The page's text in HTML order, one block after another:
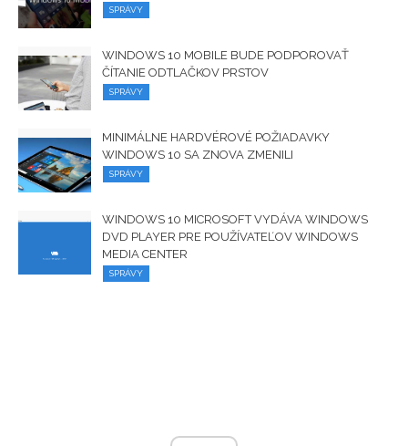
SPRÁVY
WINDOWS 10 MOBILE BUDE PODPOROVAŤ
ČÍTANIE ODTLAČKOV PRSTOV
SPRÁVY
MINIMÁLNE HARDVÉROVÉ ​​POŽIADAVKY
WINDOWS 10 SA ZNOVA ZMENILI
SPRÁVY
WINDOWS 10 MICROSOFT VYDÁVA WINDOWS
DVD PLAYER PRE POUŽÍVATEĽOV WINDOWS
MEDIA CENTER
SPRÁVY